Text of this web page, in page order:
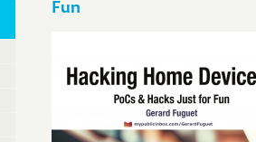
Fun